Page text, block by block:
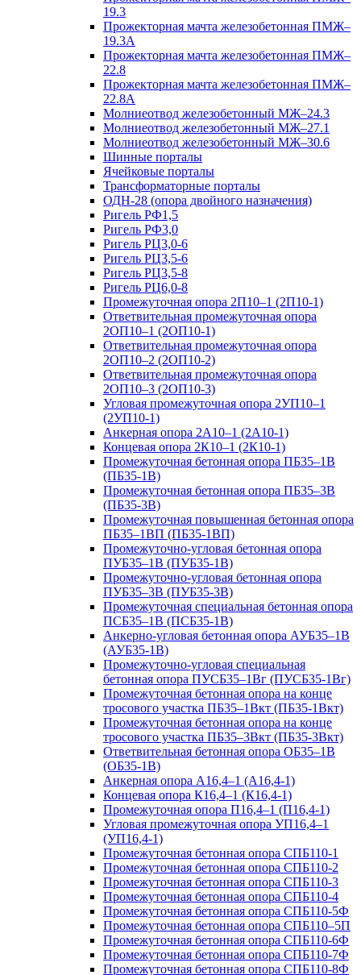
19.3
Прожекторная мачта железобетонная ПМЖ–
19.3А
Прожекторная мачта железобетонная ПМЖ–
22.8
Прожекторная мачта железобетонная ПМЖ–
22.8А
Молниеотвод железобетонный МЖ–24.3
Молниеотвод железобетонный МЖ–27.1
Молниеотвод железобетонный МЖ–30.6
Шинные порталы
Ячейковые порталы
Трансформаторные порталы
ОДН-28 (опора двойного назначения)
Ригель РФ1,5
Ригель РФ3,0
Ригель РЦ3,0-6
Ригель РЦ3,5-6
Ригель РЦ3,5-8
Ригель РЦ6,0-8
Промежуточная опора 2П10–1 (2П10-1)
Ответвительная промежуточная опора
2ОП10–1 (2ОП10-1)
Ответвительная промежуточная опора
2ОП10–2 (2ОП10-2)
Ответвительная промежуточная опора
2ОП10–3 (2ОП10-3)
Угловая промежуточная опора 2УП10–1
(2УП10-1)
Анкерная опора 2А10–1 (2А10-1)
Концевая опора 2К10–1 (2К10-1)
Промежуточная бетонная опора ПБ35–1В
(ПБ35-1В)
Промежуточная бетонная опора ПБ35–3В
(ПБ35-3В)
Промежуточная повышенная бетонная опора
ПБ35–1ВП (ПБ35-1ВП)
Промежуточно-угловая бетонная опора
ПУБ35–1В (ПУБ35-1В)
Промежуточно-угловая бетонная опора
ПУБ35–3В (ПУБ35-3В)
Промежуточная специальная бетонная опора
ПСБ35–1В (ПСБ35-1В)
Анкерно-угловая бетонная опора АУБ35–1В
(АУБ35-1В)
Промежуточно-угловая специальная
бетонная опора ПУСБ35–1Вг (ПУСБ35-1Вг)
Промежуточная бетонная опора на конце
тросового участка ПБ35–1Вкт (ПБ35-1Вкт)
Промежуточная бетонная опора на конце
тросового участка ПБ35–3Вкт (ПБ35-3Вкт)
Ответвительная бетонная опора ОБ35–1В
(ОБ35-1В)
Анкерная опора А16,4–1 (А16,4-1)
Концевая опора К16,4–1 (К16,4-1)
Промежуточная опора П16,4–1 (П16,4-1)
Угловая промежуточная опора УП16,4–1
(УП16,4-1)
Промежуточная бетонная опора СПБ110-1
Промежуточная бетонная опора СПБ110-2
Промежуточная бетонная опора СПБ110-3
Промежуточная бетонная опора СПБ110-4
Промежуточная бетонная опора СПБ110-5Ф
Промежуточная бетонная опора СПБ110–5П
Промежуточная бетонная опора СПБ110-6Ф
Промежуточная бетонная опора СПБ110-7Ф
Промежуточная бетонная опора СПБ110-8Ф